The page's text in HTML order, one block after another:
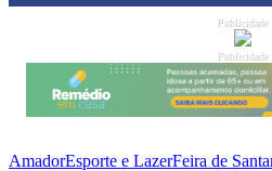
Publicidade
Publicidade
AmadorEsporte e LazerFeira de